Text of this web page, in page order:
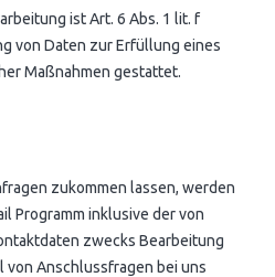
ist Art. 6 Abs. 1 lit. f
von Daten zur Erfüllung eines
Maßnahmen gestattet.
zukommen lassen, werden
Programm inklusive der von
zwecks Bearbeitung
von Anschlussfragen bei uns